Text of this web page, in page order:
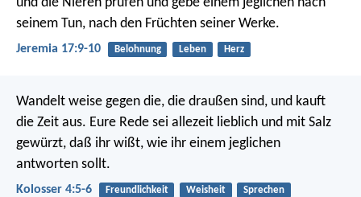
seinem Tun, nach den Früchten seiner Werke.
Jeremia 17:9-10 Belohnung Leben Herz
Wandelt weise gegen die, die draußen sind, und kauft
die Zeit aus. Eure Rede sei allezeit lieblich und mit Salz
gewürzt, daß ihr wißt, wie ihr einem jeglichen
antworten sollt.
Kolosser 4:5-6 Freundlichkeit Weisheit Sprechen